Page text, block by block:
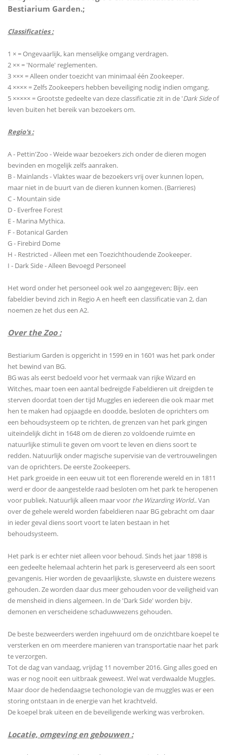
Bestiarium Garden.;
Classificaties :
1 × = Ongevaarlijk, kan menselijke omgang verdragen.
2 ×× = 'Normale' reglementen.
3 ××× = Alleen onder toezicht van minimaal één Zookeeper.
4 ×××× = Zelfs Zookeepers hebben beveiliging nodig indien omgang.
5 ××××× = Grootste gedeelte van deze classificatie zit in de 'Dark Sideof
leven buiten het bereik van bezoekers om.
Regio's :
A - Pettin'Zoo - Weide waar bezoekers zich onder de dieren mogen
bevinden en mogelijk zelfs aanraken.
B - Mainlands - Vlaktes waar de bezoekers vrij over kunnen lopen,
maar niet in de buurt van de dieren kunnen komen. (Barrieres)
C - Mountain side
D - Everfree Forest
E - Marina Mythica.
F - Botanical Garden
G - Firebird Dome
H - Restricted - Alleen met een Toezichthoudende Zookeeper.
I - Dark Side - Alleen Bevoegd Personeel
Het word onder het personeel ook wel zo aangegeven; Bijv. een
fabeldier bevind zich in Regio A en heeft een classificatie van 2, dan
noemen ze het dus een A2.
Over the Zoo :
Bestiarium Garden is opgericht in 1599 en in 1601 was het park onder
het bewind van BG.
BG was als eerst bedoeld voor het vermaak van rijke Wizard en
Witches, maar toen een aantal bedreigde Fabeldieren uit dreigden te
sterven doordat toen der tijd Muggles en iedereen die ook maar met
hen te maken had opjaagde en doodde, besloten de oprichters om
een behoudsysteem op te richten, de grenzen van het park gingen
uiteindelijk dicht in 1648 om de dieren zo voldoende ruimte en
natuurlijke stimuli te geven om voort te leven en diens soort te
redden. Natuurlijk onder magische supervisie van de vertrouwelingen
van de oprichters. De eerste Zookeepers.
Het park groeide in een eeuw uit tot een florerende wereld en in 1811
werd er door de aangestelde raad besloten om het park te heropenen
voor publiek. Natuurlijk alleen maar voor the Wizarding World.. Van
over de gehele wereld worden fabeldieren naar BG gebracht om daar
in ieder geval diens soort voort te laten bestaan in het
behoudsysteem.
Het park is er echter niet alleen voor behoud. Sinds het jaar 1898 is
een gedeelte helemaal achterin het park is gereserveerd als een soort
gevangenis. Hier worden de gevaarlijkste, sluwste en duistere wezens
gehouden. Ze worden daar dus meer gehouden voor de veiligheid van
de mensheid in diens algemeen. In de 'Dark Side' worden bijv.
demonen en verscheidene schaduwwezens gehouden.
De beste bezweerders werden ingehuurd om de onzichtbare koepel te
versterken en om meerdere manieren van transportatie naar het park
te verzorgen.
Tot de dag van vandaag, vrijdag 11 november 2016. Ging alles goed en
was er nog nooit een uitbraak geweest. Wel wat verdwaalde Muggles.
Maar door de hedendaagse techonologie van de muggles was er een
storing ontstaan in de energie van het krachtveld.
De koepel brak uiteen en de beveiligende werking was verbroken.
Locatie, omgeving en gebouwen :